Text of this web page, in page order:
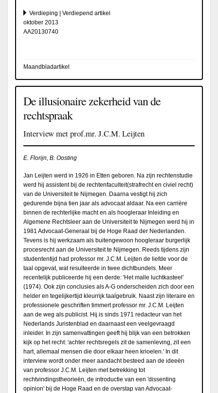
Verdieping | Verdiepend artikel
oktober 2013
AA20130740
Maandbladartikel
De illusionaire zekerheid van de
rechtspraak
Interview met prof.mr. J.C.M. Leijten
E. Florijn, B. Oosting
Jan Leijten werd in 1926 in Etten geboren. Na zijn rechtenstudie
werd hij assistent bij de rechtenfaculteit(strafrecht en civiel recht)
van de Universiteit te Nijmegen. Daarna vestigt hij zich
gedurende bijna tien jaar als advocaat aldaar. Na een carrière
binnen de rechterlijke macht en als hoogleraar Inleiding en
Algemene Rechtsleer aan de Universiteit te Nijmegen werd hij in
1981 Advocaat-Generaal bij de Hoge Raad der Nederlanden.
Tevens is hij werkzaam als buitengewoon hoogleraar burgerlijk
procesrecht aan de Universiteit te Nijmegen. Reeds tijdens zijn
studententijd had professor mr. J.C.M. Leijten de liefde voor de
taal opgevat, wat resulteerde in twee dichtbundels. Meer
recentelijk publiceerde hij een derde: 'Het malle luchtkasteel'
(1974). Ook zijn conclusies als A-G onderscheiden zich door een
helder en tegelijkertijd kleurrijk taalgebruik. Naast zijn literaire en
professionele geschriften timmert professor mr. J.C.M. Leijten
aan de weg als publicist. Hij is sinds 1971 redacteur van het
Nederlands Juristenblad en daarnaast een veelgevraagd
inleider. In zijn samenvattingen geeft hij blijk van een betrokken
kijk op het recht: 'achter rechtsregels zit de samenleving, zit een
hart, allemaal mensen die door elkaar heen krioelen.' In dit
interview wordt onder meer aandacht besteed aan de ideeën
van professor J.C.M. Leijten met betrekking tot
rechtvindingstheorieën, de introductie van een 'dissenting
opinion' bij de Hoge Raad en de overstap van Advocaat-